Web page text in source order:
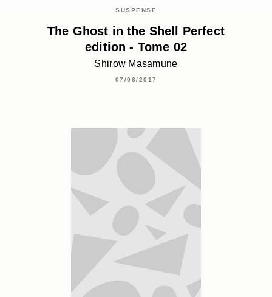
SUSPENSE
The Ghost in the Shell Perfect
edition - Tome 02
Shirow Masamune
07/06/2017